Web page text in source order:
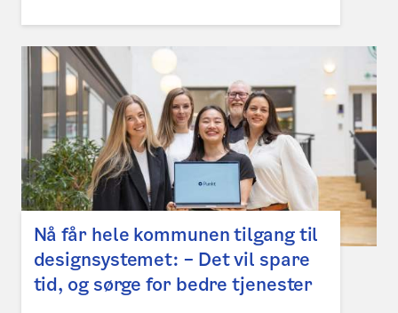
Nå får hele kommunen tilgang til
designsystemet: – Det vil spare
tid, og sørge for bedre tjenester